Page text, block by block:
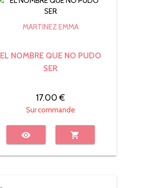
MARTINEZ EMMA
EL NOMBRE QUE NO PUDO
SER
17.00 €
Sur commande
visibility shopping_cart